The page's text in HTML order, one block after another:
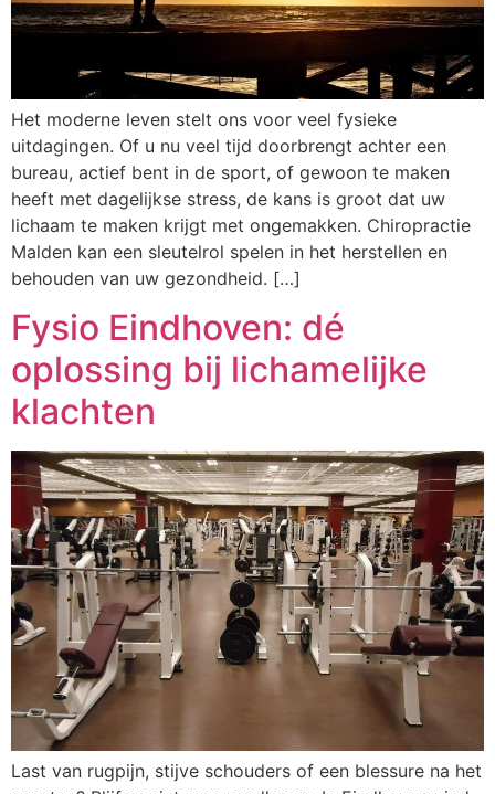
Het moderne leven stelt ons voor veel fysieke
uitdagingen. Of u nu veel tijd doorbrengt achter een
bureau, actief bent in de sport, of gewoon te maken
heeft met dagelijkse stress, de kans is groot dat uw
lichaam te maken krijgt met ongemakken. Chiropractie
Malden kan een sleutelrol spelen in het herstellen en
behouden van uw gezondheid. […]
Fysio Eindhoven: dé
oplossing bij lichamelijke
klachten
Last van rugpijn, stijve schouders of een blessure na het